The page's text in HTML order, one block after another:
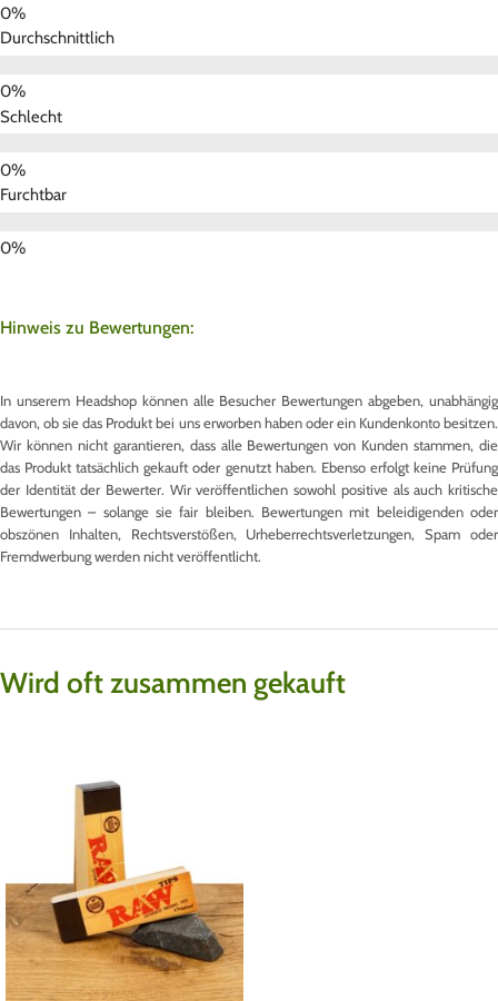
Durchschnittlich
Schlecht
Furchtbar
Hinweis zu Bewertungen:
In unserem Headshop können alle Besucher Bewertungen abgeben, unabhängig
davon, ob sie das Produkt bei uns erworben haben oder ein Kundenkonto besitzen.
Wir können nicht garantieren, dass alle Bewertungen von Kunden stammen, die
das Produkt tatsächlich gekauft oder genutzt haben. Ebenso erfolgt keine Prüfung
der Identität der Bewerter. Wir veröffentlichen sowohl positive als auch kritische
Bewertungen – solange sie fair bleiben. Bewertungen mit beleidigenden oder
obszönen Inhalten, Rechtsverstößen, Urheberrechtsverletzungen, Spam oder
Fremdwerbung werden nicht veröffentlicht.
Wird oft zusammen gekauft